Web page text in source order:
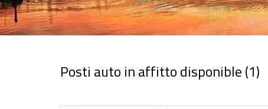
Posti auto in affitto disponible (1)